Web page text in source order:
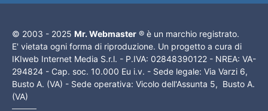
© 2003 - 2025 Mr. Webmaster ® è un marchio registrato.
E' vietata ogni forma di riproduzione. Un progetto a cura di
IKIweb Internet Media S.r.l. - P.IVA: 02848390122 - NREA: VA-
294824 - Cap. soc. 10.000 Eu i.v. - Sede legale: Via Varzi 6,
Busto A. (VA) - Sede operativa: Vicolo dell'Assunta 5, Busto A.
(VA)